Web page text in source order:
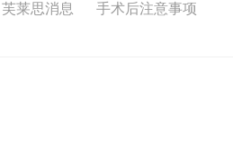
芙莱思消息 手术后注意事项